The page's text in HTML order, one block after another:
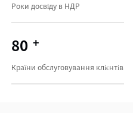
Роки досвіду в НДР
80 +
Країни обслуговування клієнтів